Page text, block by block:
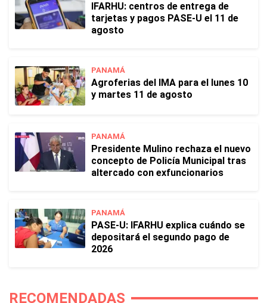
IFARHU: centros de entrega de
tarjetas y pagos PASE-U el 11 de
agosto
PANAMÁ
Agroferias del IMA para el lunes 10
y martes 11 de agosto
PANAMÁ
Presidente Mulino rechaza el nuevo
concepto de Policía Municipal tras
altercado con exfuncionarios
PANAMÁ
PASE-U: IFARHU explica cuándo se
depositará el segundo pago de
2026
RECOMENDADAS